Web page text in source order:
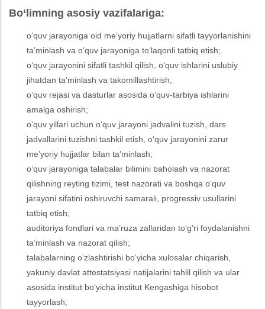
Bo‘limning asosiy vazifalariga:
o‘quv jarayoniga oid me’yoriy hujjatlarni sifatli tayyorlanishini
ta’minlash va o‘quv jarayoniga to‘laqonli tatbiq etish;
o‘quv jarayonini sifatli tashkil qilish, o‘quv ishlarini uslubiy
jihatdan ta’minlash va takomillashtirish;
o‘quv rejasi va dasturlar asosida o‘quv-tarbiya ishlarini
amalga oshirish;
o‘quv yillari uchun o‘quv jarayoni jadvalini tuzish, dars
jadvallarini tuzishni tashkil etish, o‘quv jarayonini zarur
me’yoriy hujjatlar bilan ta’minlash;
o‘quv jarayoniga talabalar bilimini baholash va nazorat
qilishning reyting tizimi, test nazorati va boshqa o‘quv
jarayoni sifatini oshiruvchi samarali, progressiv usullarini
tatbiq etish;
auditoriya fondlari va ma’ruza zallaridan to‘g‘ri foydalanishni
ta’minlash va nazorat qilish;
talabalarning o‘zlashtirishi bo‘yicha xulosalar chiqarish,
yakuniy davlat attestatsiyasi natijalarini tahlil qilish va ular
asosida institut bo‘yicha institut Kengashiga hisobot
tayyorlash;